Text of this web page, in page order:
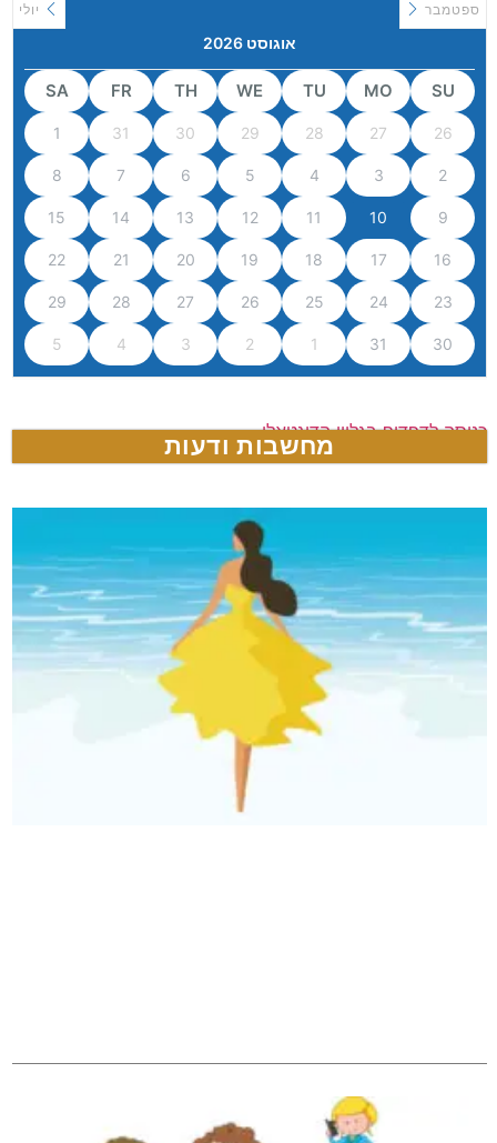
יולי
אוגוסט 2026
ספטמבר
SU
MO
TU
WE
TH
FR
SA
26
27
28
29
30
31
1
2
3
4
5
6
7
8
9
10
11
12
13
14
15
16
17
18
19
20
21
22
23
24
25
26
27
28
29
30
31
1
2
3
4
5
כניסה לדפדוף בגליון הדיגטאלי
מחשבות ודעות